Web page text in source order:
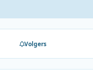
Volgers